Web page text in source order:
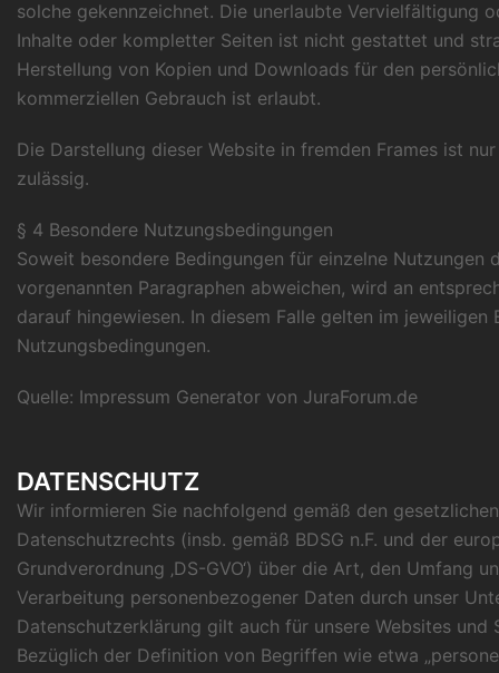
solche gekennzeichnet. Die unerlaubte Vervielfältigung
Inhalte oder kompletter Seiten ist nicht gestattet und
Herstellung von Kopien und Downloads für den
kommerziellen Gebrauch ist erlaubt.
Die Darstellung dieser Website in fremden Frames ist
zulässig.
§ 4 Besondere Nutzungsbedingungen
Soweit besondere Bedingungen für einzelne Nutzungen
vorgenannten Paragraphen abweichen, wird an
darauf hingewiesen. In diesem Falle gelten im jeweiligen
Nutzungsbedingungen.
Quelle: Impressum Generator von JuraForum.de
DATENSCHUTZ
Wir informieren Sie nachfolgend gemäß den
Datenschutzrechts (insb. gemäß BDSG n.F. und der
Grundverordnung ‚DS-GVO‘) über die Art, den Umfang
Verarbeitung personenbezogener Daten durch unser
Datenschutzerklärung gilt auch für unsere Websites und
Bezüglich der Definition von Begriffen wie etwa